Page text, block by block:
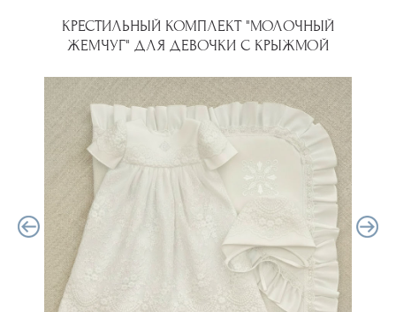
КРЕСТИЛЬНЫЙ КОМПЛЕКТ "МОЛОЧНЫЙ
ЖЕМЧУГ" ДЛЯ ДЕВОЧКИ С КРЫЖМОЙ